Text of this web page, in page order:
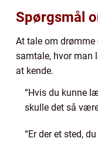
Spørgsmål
At tale om
samtale, hvor man
at kende.
“Hvis du kunne
skulle det så
“Er der et sted,